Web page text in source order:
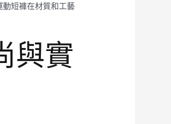
短褲在材質和工藝
與實